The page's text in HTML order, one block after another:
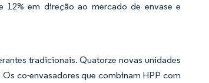
12% em direção ao mercado de envase e
tradicionais. Quatorze novas unidades
co-envasadores que combinam HPP com